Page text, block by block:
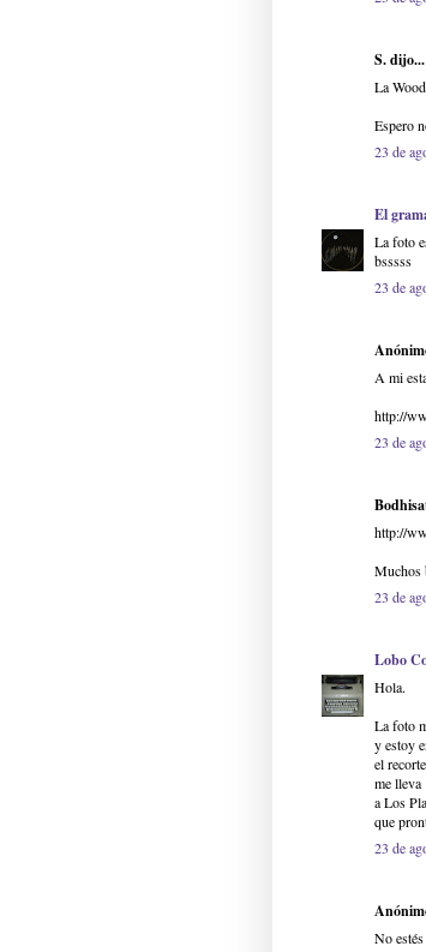
S. dijo...
La
Espero
23 de
El
La foto
bsssss
23 de
A mi
http://
23 de
http://
Muchos
23 de
Lobo
Hola.
La foto
y estoy
el
me lleva
a Los
que
23 de
No